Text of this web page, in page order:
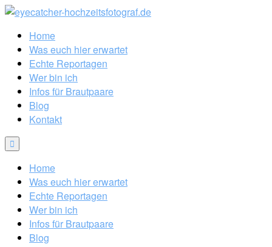
Home
Was euch hier erwartet
Echte Reportagen
Wer bin ich
Infos für Brautpaare
Blog
Kontakt
Home
Was euch hier erwartet
Echte Reportagen
Wer bin ich
Infos für Brautpaare
Blog